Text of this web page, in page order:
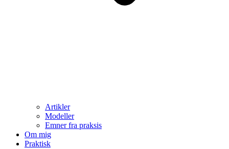
Artikler
Modeller
Emner fra praksis
Om mig
Praktisk